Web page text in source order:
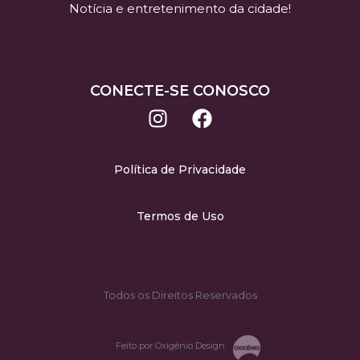
Notícia e entretenimento da cidade!
CONECTE-SE CONOSCO
Política de Privacidade
Termos de Uso
Todos os Direitos Reservados
Feito por Oxigênio Design